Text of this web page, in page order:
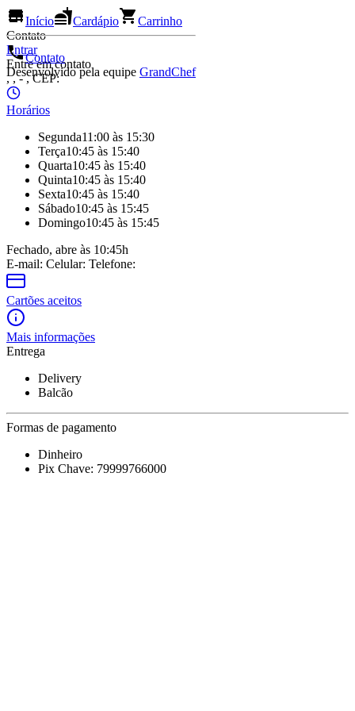
Início Cardápio Carrinho
Contato
Desenvolvido pela equipe GrandChef
Contato
Entrar
Entre em contato
, ,- , CEP:
Horários
Segunda11:00 às 15:30
Terça10:45 às 15:40
Quarta10:45 às 15:40
Quinta10:45 às 15:40
Sexta10:45 às 15:40
Sábado10:45 às 15:45
Domingo10:45 às 15:45
Fechado, abre às 10:45h
E-mail: Celular: Telefone:
Cartões aceitos
Mais informações
Entrega
Delivery
Balcão
Formas de pagamento
Dinheiro
Pix Chave: 79999766000